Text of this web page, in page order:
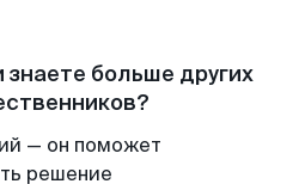
больше других
— он поможет
решение